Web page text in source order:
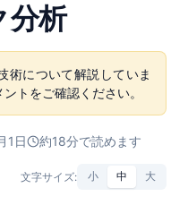
分析
術について解説していま
トをご確認ください。
1日 約18分で読めます
文字サイズ: 小 中 大